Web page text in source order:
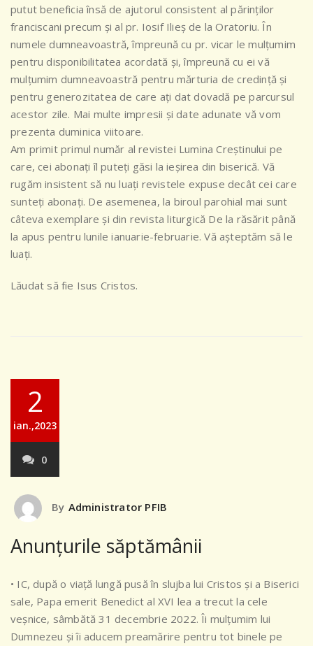
putut beneficia însă de ajutorul consistent al părinților
franciscani precum și al pr. Iosif Ilieș de la Oratoriu. În
numele dumneavoastră, împreună cu pr. vicar le mulțumim
pentru disponibilitatea acordată și, împreună cu ei vă
mulțumim dumneavoastră pentru mărturia de credință și
pentru generozitatea de care ați dat dovadă pe parcursul
acestor zile. Mai multe impresii și date adunate vă vom
prezenta duminica viitoare.
Am primit primul număr al revistei Lumina Creștinului pe
care, cei abonați îl puteți găsi la ieșirea din biserică. Vă
rugăm insistent să nu luați revistele expuse decât cei care
sunteți abonați. De asemenea, la biroul parohial mai sunt
câteva exemplare și din revista liturgică De la răsărit până
la apus pentru lunile ianuarie-februarie. Vă așteptăm să le
luați.
Lăudat să fie Isus Cristos.
2
ian.,2023
0
By Administrator PFIB
Anunțurile săptămânii
• IC, după o viață lungă pusă în slujba lui Cristos și a Biserici
sale, Papa emerit Benedict al XVI lea a trecut la cele
veșnice, sâmbătă 31 decembrie 2022. Îi mulțumim lui
Dumnezeu și îi aducem preamărire pentru tot binele pe